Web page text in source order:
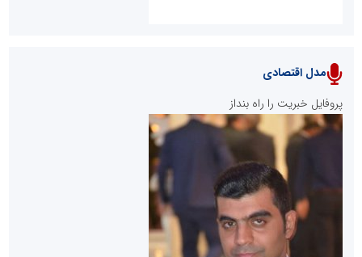
پایگاه خبری نهضت ملی مسکن
سازمان بورس و اوراق بهادار
مرجع اخبار موثق در بازارسرمایه
مدل اقتصادی
پروفایل خبریت را راه بنداز